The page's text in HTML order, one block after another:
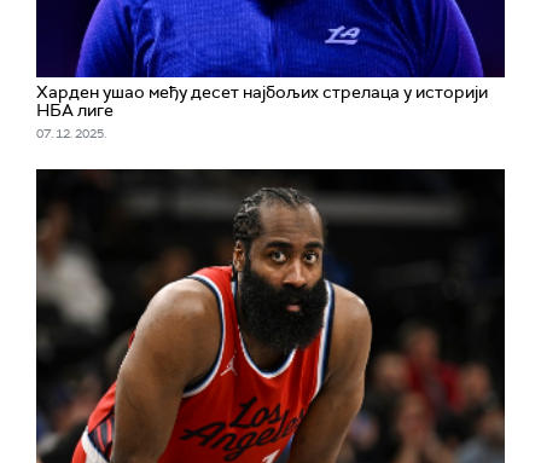
Харден ушао међу десет најбољих стрелаца у историји
НБА лиге
07. 12. 2025.